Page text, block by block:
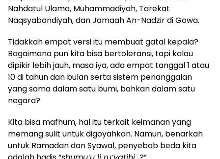
Nahdatul Ulama, Muhammadiyah, Tarekat
Naqsyabandiyah, dan Jamaah An-Nadzir di Gowa.
Tidakkah empat versi itu membuat gatal kepala?
Bagaimana pun kita bisa bertoleransi, tapi kalau
dipikir lebih jauh, masa iya, ada empat tanggal 1 atau
10 di tahun dan bulan serta sistem penanggalan
yang sama dalam satu bumi, bahkan dalam satu
negara?
Kita bisa mafhum, hal itu terkait keimanan yang
memang sulit untuk digoyahkan. Namun, benarkah
untuk Ramadan dan Syawal, penyebab beda kita